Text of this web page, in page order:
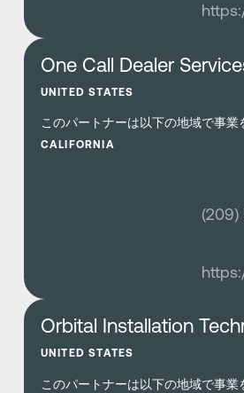
One Call Dealer
UNITED STATES
このパートナーは以下の地域で事業
CALIFORNIA
(209)
さらに詳しく
Orbital Installation
UNITED STATES
このパートナーは以下の地域で事業
さらに詳しく